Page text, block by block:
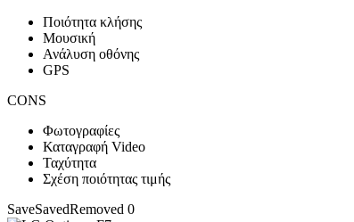
Ποιότητα κλήσης
Μουσική
Ανάλυση οθόνης
GPS
CONS
Φωτογραφίες
Καταγραφή Video
Ταχύτητα
Σχέση ποιότητας τιμής
SaveSavedRemoved 0